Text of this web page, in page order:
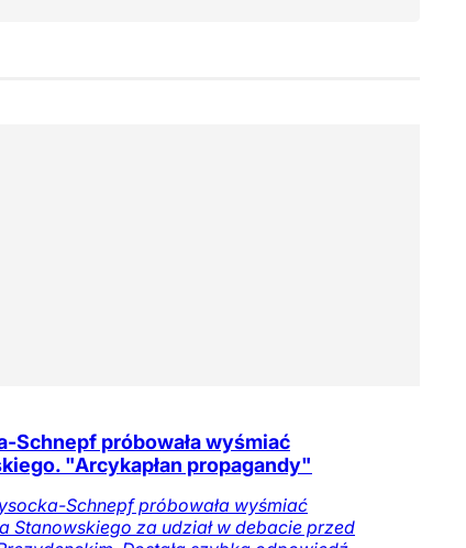
Schnepf próbowała wyśmiać
"Arcykapłan propagandy"
Schnepf próbowała wyśmiać
Stanowskiego za udział w debacie przed